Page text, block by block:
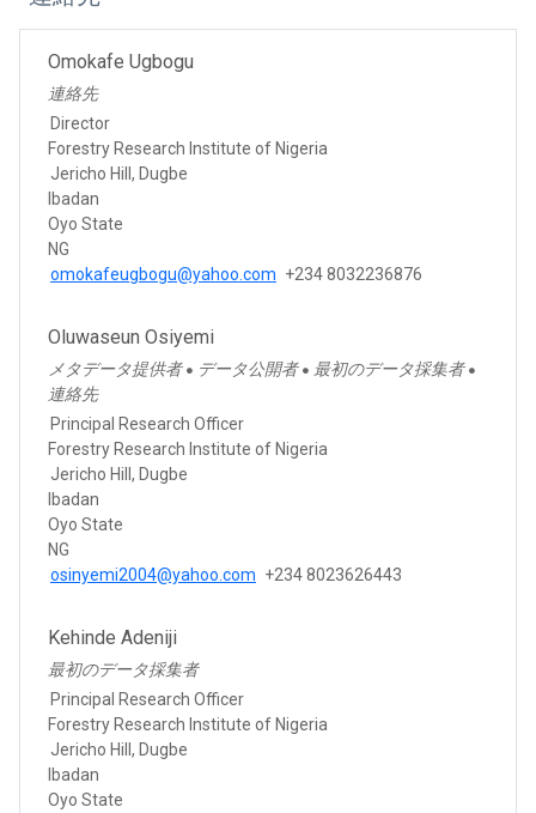
Omokafe Ugbogu
連絡先
Director
Forestry Research Institute of Nigeria
Jericho Hill, Dugbe
Ibadan
Oyo State
NG
omokafeugbogu@yahoo.com +234 8032236876
Oluwaseun Osiyemi
メタデータ提供者 ● データ公開者 ● 最初のデータ採集者 ●
連絡先
Principal Research Officer
Forestry Research Institute of Nigeria
Jericho Hill, Dugbe
Ibadan
Oyo State
NG
osinyemi2004@yahoo.com +234 8023626443
Kehinde Adeniji
最初のデータ採集者
Principal Research Officer
Forestry Research Institute of Nigeria
Jericho Hill, Dugbe
Ibadan
Oyo State